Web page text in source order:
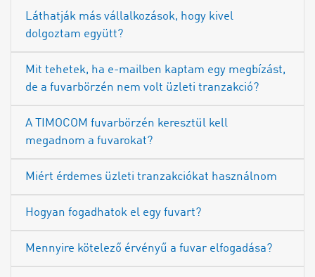
Láthatják más vállalkozások, hogy kivel
dolgoztam együtt?
Mit tehetek, ha e-mailben kaptam egy megbízást,
de a fuvarbörzén nem volt üzleti tranzakció?
A TIMOCOM fuvarbörzén keresztül kell
megadnom a fuvarokat?
Miért érdemes üzleti tranzakciókat használnom
Hogyan fogadhatok el egy fuvart?
Mennyire kötelező érvényű a fuvar elfogadása?